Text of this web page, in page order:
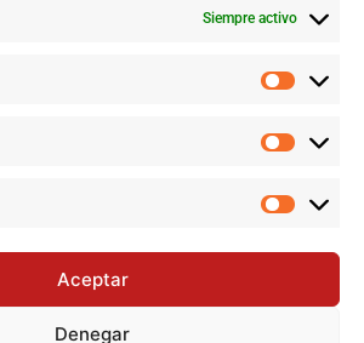
Siempre activo
Aceptar
Denegar
que decidió evolucionar sin perder su
Un recorrido por las memorias de Dos